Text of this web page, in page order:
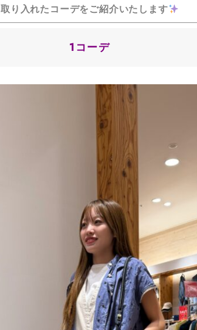
取り入れたコーデをご紹介いたします
1コーデ